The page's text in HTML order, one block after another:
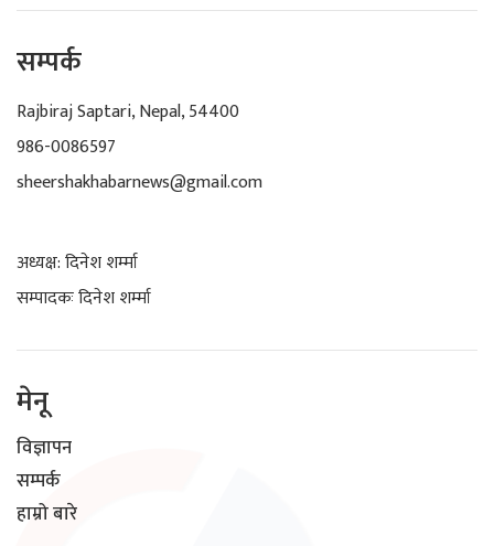
सम्पर्क
Rajbiraj Saptari, Nepal, 54400
986-0086597
sheershakhabarnews@gmail.com
अध्यक्ष: दिनेश शर्म्मा
सम्पादकः दिनेश शर्म्मा
मेनू
विज्ञापन
सम्पर्क
हाम्रो बारे